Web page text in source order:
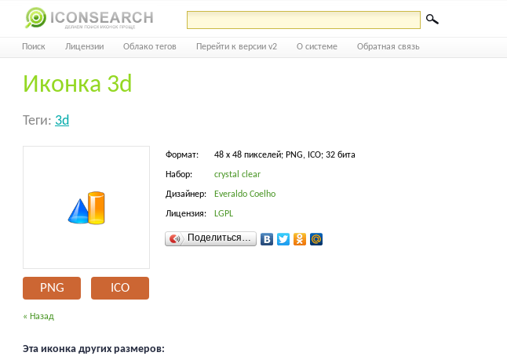
Поиск Лицензии Облако тегов Перейти к версии v2 О системе Обратная связь
Иконка 3d
Теги: 3d
PNG ICO
Формат: 48 x 48 пикселей; PNG, ICO; 32 бита
Набор: crystal clear
Дизайнер: Everaldo Coelho
Лицензия: LGPL
Поделиться…
« Назад
Эта иконка других размеров: